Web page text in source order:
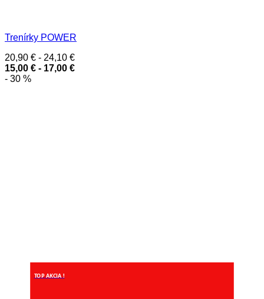
Trenírky POWER
20,90 € - 24,10 €
15,00 € - 17,00 €
- 30 %
TOP AKCIA !